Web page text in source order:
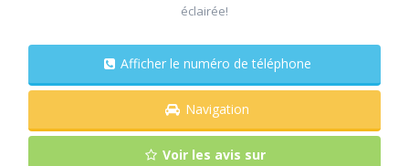
éclairée!
Afficher le numéro de téléphone
Navigation
Voir les avis sur